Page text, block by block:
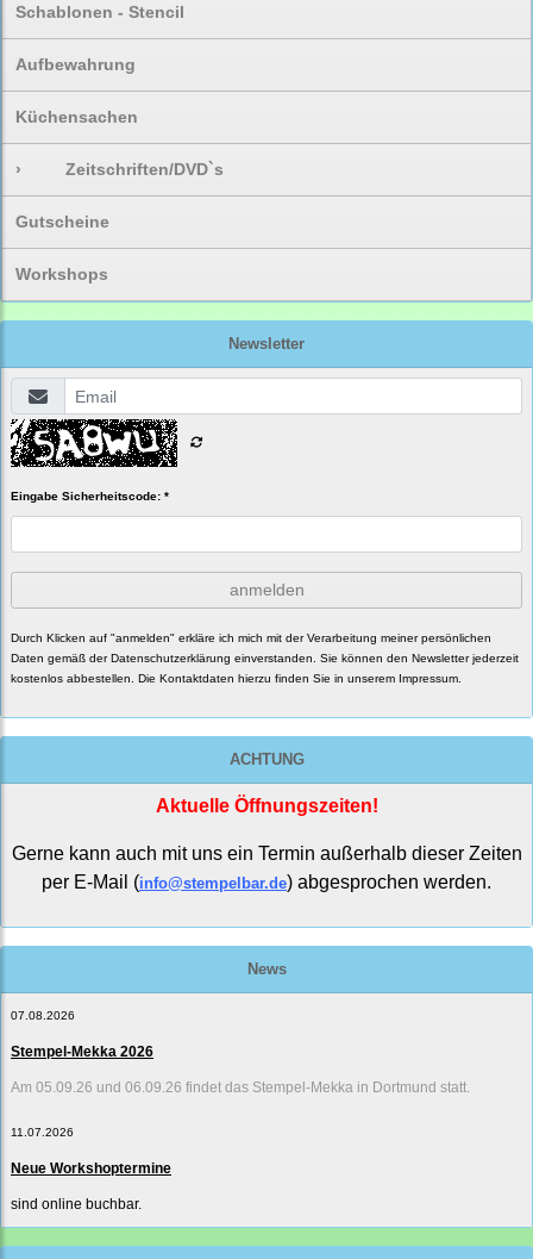
Schablonen - Stencil
Aufbewahrung
Küchensachen
› Zeitschriften/DVD`s
Gutscheine
Workshops
Newsletter
Eingabe Sicherheitscode: *
anmelden
Durch Klicken auf "anmelden" erkläre ich mich mit der Verarbeitung meiner persönlichen
Daten gemäß der Datenschutzerklärung einverstanden. Sie können den Newsletter jederzeit
kostenlos abbestellen. Die Kontaktdaten hierzu finden Sie in unserem Impressum.
ACHTUNG
Aktuelle Öffnungszeiten!
Gerne kann auch mit uns ein Termin außerhalb dieser Zeiten
per E-Mail (info@stempelbar.de) abgesprochen werden.
News
07.08.2026
Stempel-Mekka 2026
Am 05.09.26 und 06.09.26 findet das Stempel-Mekka in Dortmund statt.
11.07.2026
Neue Workshoptermine
sind online buchbar.